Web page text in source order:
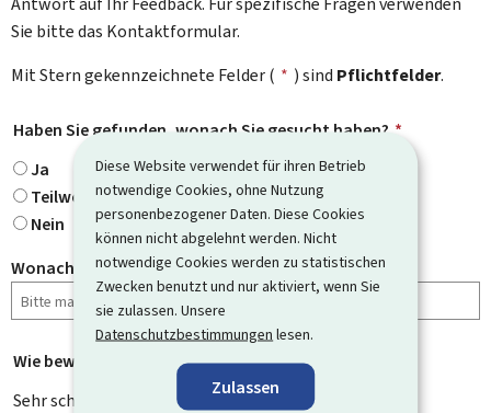
Diese Website verwendet für ihren Betrieb
notwendige Cookies, ohne Nutzung
personenbezogener Daten. Diese Cookies
können nicht abgelehnt werden. Nicht
notwendige Cookies werden zu statistischen
Zwecken benutzt und nur aktiviert, wenn Sie
sie zulassen. Unsere
Datenschutzbestimmungen lesen.
Zulassen
Sie bitte das Kontaktformular.
Mit Stern gekennzeichnete Felder ( * ) sind Pflichtfelder.
Haben Sie gefunden, wonach Sie gesucht haben? *
Ja
Teilweise
Nein
Wonach haben Sie gesucht?
Wie bewerten Sie diese Seite? *
Sehr schlecht